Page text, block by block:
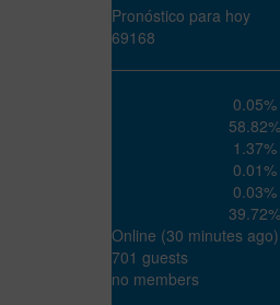
Pronóstico para hoy
69168
0.05%
58.82%
1.37%
0.01%
0.03%
39.72%
Online (30 minutes
701 guests
no members